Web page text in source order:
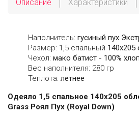
Описание Характеристики
Наполнитель: гусиный пух
Размер: 1,5 спальный 140х205
Чехол: мако батист - 100%
Вес наполнителя: 280 гр
Теплота: летнее
Одеяло 1,5 спальное 140х205
Grass Роял Пух (Royal Down)